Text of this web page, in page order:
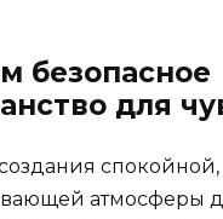
безопасное
для
спокойной,
атмосферы